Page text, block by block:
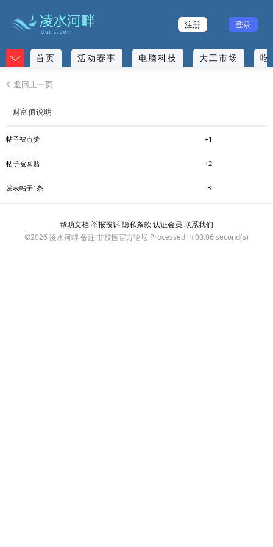
注册 登录
首页 活动赛事 电脑科技 大工市场 吃
返回上一页
财富值说明
帖子被点赞 +1
帖子被回贴 +2
发表帖子1条 -3
帮助文档举报投诉隐私条款 认证会员 联系我们
©2026凌水河畔备注:非校园官方论坛 Processed in 00.06 second(s)